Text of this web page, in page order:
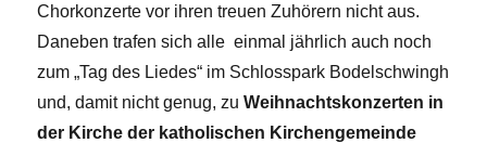
Chorkonzerte vor ihren treuen Zuhörern nicht aus.
Daneben trafen sich alle einmal jährlich auch noch
zum „Tag des Liedes“ im Schlosspark Bodelschwingh
und, damit nicht genug, zuWeihnachtskonzerten in
der Kirche der katholischen Kirchengemeinde